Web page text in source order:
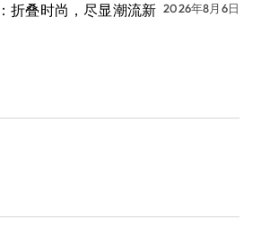
折叠时尚，尽显潮流新 2026年8月6日